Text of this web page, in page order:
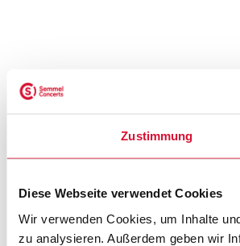
Zustimmung
Diese Webseite verwendet Cookies
Wir verwenden Cookies, um Inhalte
zu analysieren. Außerdem geben wir